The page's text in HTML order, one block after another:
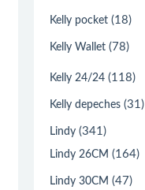
Kelly pocket (18)
Kelly Wallet (78)
Kelly 24/24 (118)
Kelly depeches (31)
Lindy (341)
Lindy 26CM (164)
Lindy 30CM (47)